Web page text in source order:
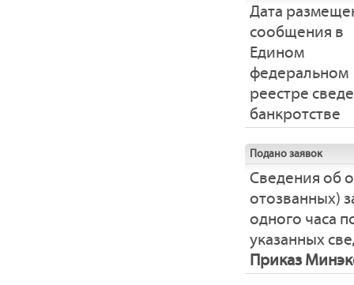
Дата
сообщения в
Едином
федеральном
реестре
банкротстве
Подано заявок
Сведения об
отозванных)
одного часа
указанных
Приказ